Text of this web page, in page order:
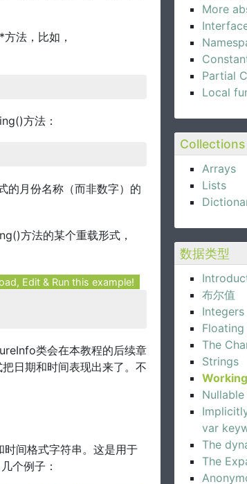
More
Partial
Local
Collections
Arrays
Lists
数据类型
布尔值
Integers
The
Strings
var
The
The
法，比如，
方法：
的月份名称（而非数字）的
方法的某个重载形式，
Edit & Run this example!
类会在本教程的后续章
日期和时间表现出来了。不
间格式字符串。这是用于
个例子：